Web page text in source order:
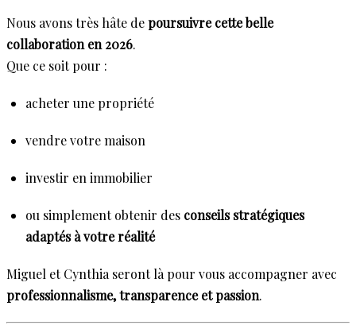
Nous avons très hâte depoursuivre cette belle
collaboration en 2026.
Que ce soit pour :
acheter une propriété
vendre votre maison
investir en immobilier
ou simplement obtenir des conseils stratégiques
adaptés à votre réalité
Miguel et Cynthia seront là pour vous accompagner avec
professionnalisme, transparence et passion.